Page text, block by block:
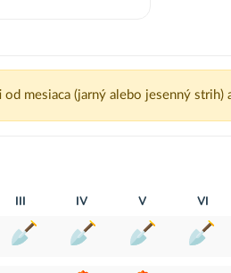
mesiaca (jarný alebo jesenný strih)
III IV V VI